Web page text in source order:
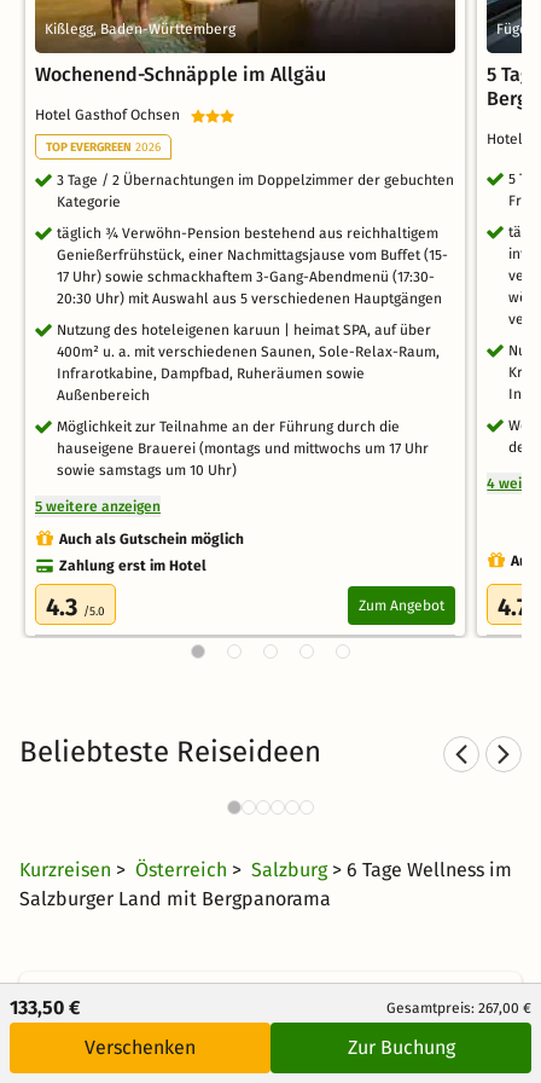
133,50 € Gesamtpreis: 267,00 €
Verschenken Zur Buchung
Kißlegg, Baden-Württemberg
Wochenend-Schnäpple im Allgäu
Hotel Gasthof Ochsen
TOP EVERGREEN 2026
3 Tage / 2 Übernachtungen im Doppelzimmer der gebuchten
Kategorie
täglich ¾ Verwöhn-Pension bestehend aus reichhaltigem
Genießerfrühstück, einer Nachmittagsjause vom Buffet (15-
17 Uhr) sowie schmackhaftem 3-Gang-Abendmenü (17:30-
20:30 Uhr) mit Auswahl aus 5 verschiedenen Hauptgängen
Nutzung des hoteleigenen karuun | heimat SPA, auf über
400m² u. a. mit verschiedenen Saunen, Sole-Relax-Raum,
Infrarotkabine, Dampfbad, Ruheräumen sowie
Außenbereich
Möglichkeit zur Teilnahme an der Führung durch die
hauseigene Brauerei (montags und mittwochs um 17 Uhr
sowie samstags um 10 Uhr)
5 weitere anzeigen
Auch als Gutschein möglich
Zahlung erst im Hotel
4.3 /5.0 Zum Angebot
5
Hotel
5
des
4
4.7
Beliebteste Reiseideen
Wellness in den Bergen
5121 Angebote
Kurzreisen > Österreich > Salzburg > 6 Tage Wellness im
Salzburger Land mit Bergpanorama
Newsletter abonnieren
Erhalte die besten und neuesten Deals direkt